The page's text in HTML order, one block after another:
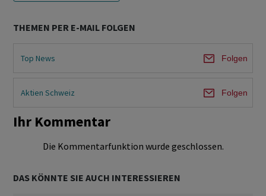
THEMEN PER E-MAIL FOLGEN
Top News Folgen
Aktien Schweiz Folgen
Ihr Kommentar
Die Kommentarfunktion wurde geschlossen.
DAS KÖNNTE SIE AUCH INTERESSIEREN